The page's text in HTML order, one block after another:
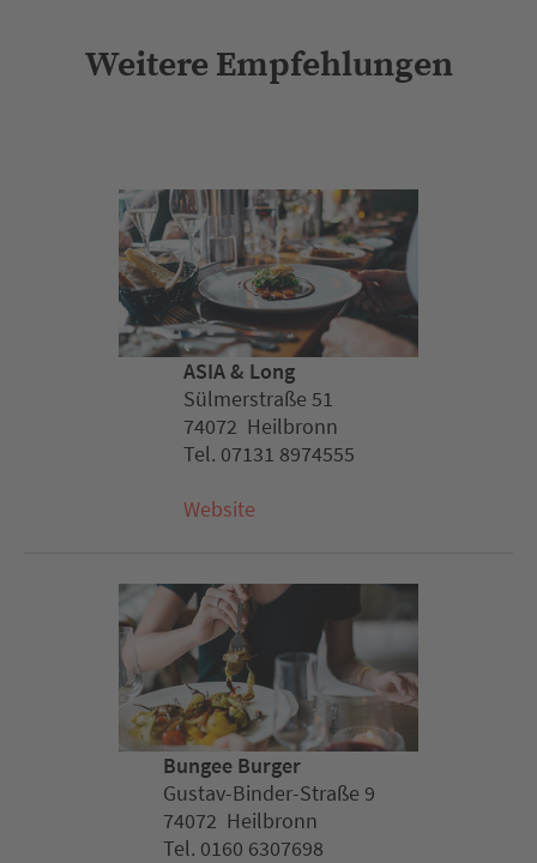
Weitere Empfehlungen
ASIA & Long
Sülmerstraße 51
74072 Heilbronn
Tel. 07131 8974555
Website
Bungee Burger
Gustav-Binder-Straße 9
74072 Heilbronn
Tel. 0160 6307698